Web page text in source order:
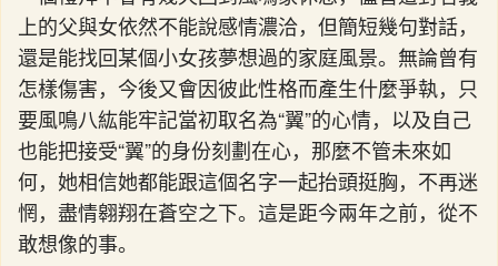
上的父與女依然不能說感情濃洽，但簡短幾句對話，
還是能找回某個小女孩夢想過的家庭風景。無論曾有
怎樣傷害，今後又會因彼此性格而產生什麼爭執，只
要風鳴八紘能牢記當初取名為“翼”的心情，以及自己
也能把接受“翼”的身份刻劃在心，那麼不管未來如
何，她相信她都能跟這個名字一起抬頭挺胸，不再迷
惘，盡情翱翔在蒼空之下。這是距今兩年之前，從不
敢想像的事。